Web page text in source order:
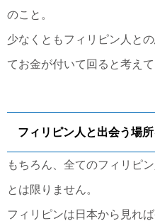
のこと。
少なくともフィリピン人と
てお金が付いて回ると考え
フィリピン人と出会う場
もちろん、全てのフィリピ
とは限りません。
フィリピンは日本から見れ